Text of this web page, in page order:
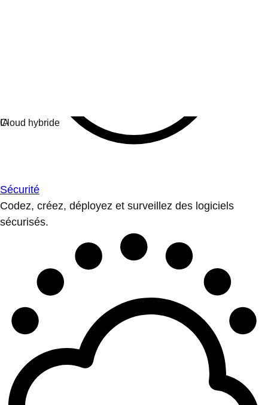
Sécurité
Codez, créez, déployez et surveillez des logiciels
sécurisés.